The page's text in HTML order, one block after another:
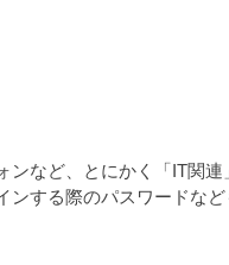
など、とにかく「IT関
する際のパスワードな